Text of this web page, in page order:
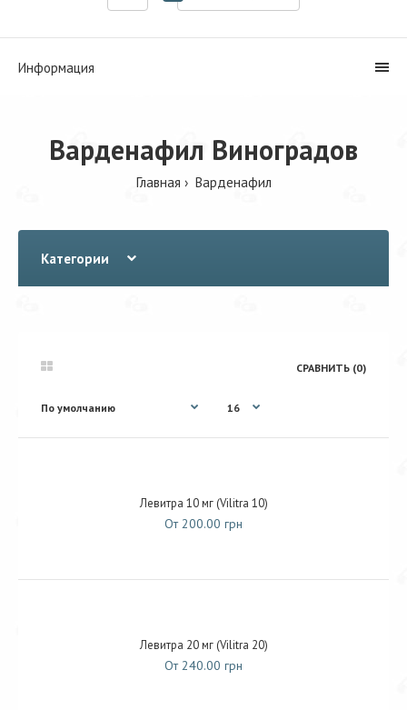
Информация
Варденафил Виноградов
Главная Варденафил
Категории
СРАВНИТЬ (0)
Левитра 10 мг (Vilitra 10)
От 200.00 грн
Левитра 20 мг (Vilitra 20)
От 240.00 грн